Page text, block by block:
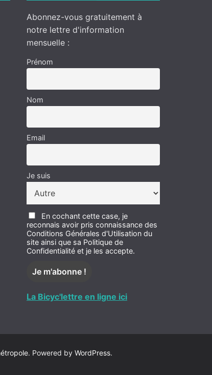
Abonnez-vous gratuitement à
notre lettre d'information
mensuelle :
Prénom
Nom
Email
Je suis
En cochant cette case, je
reconnais avoir pris connaissance des
Conditions Générales d'Utilisation du
site ainsi que sa Politique de
Confidentialité et je les accepte.
La Bicyc'lettre en ligne ici
. Powered by WordPress.